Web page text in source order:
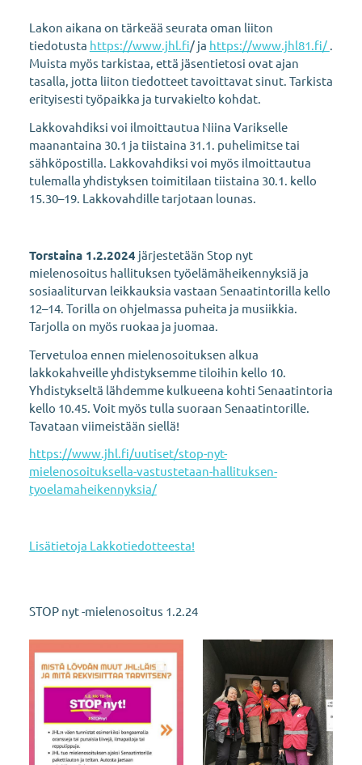
Lakon aikana on tärkeää seurata oman liiton
tiedotusta https://www.jhl.fi/ ja https://www.jhl81.fi/ .
Muista myös tarkistaa, että jäsentietosi ovat ajan
tasalla, jotta liiton tiedotteet tavoittavat sinut. Tarkista
erityisesti työpaikka ja turvakielto kohdat.
Lakkovahdiksi voi ilmoittautua Niina Varikselle
maanantaina 30.1 ja tiistaina 31.1. puhelimitse tai
sähköpostilla. Lakkovahdiksi voi myös ilmoittautua
tulemalla yhdistyksen toimitilaan tiistaina 30.1. kello
15.30–19. Lakkovahdille tarjotaan lounas.
Torstaina 1.2.2024 järjestetään Stop nyt
mielenosoitus hallituksen työelämäheikennyksiä ja
sosiaaliturvan leikkauksia vastaan Senaatintorilla kello
12–14. Torilla on ohjelmassa puheita ja musiikkia.
Tarjolla on myös ruokaa ja juomaa.
Tervetuloa ennen mielenosoituksen alkua
lakkokahveille yhdistyksemme tiloihin kello 10.
Yhdistykseltä lähdemme kulkueena kohti Senaatintoria
kello 10.45. Voit myös tulla suoraan Senaatintorille.
Tavataan viimeistään siellä!
https://www.jhl.fi/uutiset/stop-nyt-
mielenosoituksella-vastustetaan-hallituksen-
tyoelamaheikennyksia/
Lisätietoja Lakkotiedotteesta!
STOP nyt -mielenosoitus 1.2.24